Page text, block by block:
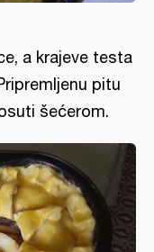
a krajeve testa
pitu
šećerom.